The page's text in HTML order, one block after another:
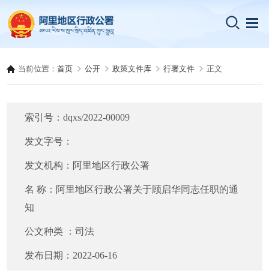
当前位置：首页 公开 政策文件库 行署文件 正文
索引号：dqxs/2022-00009
发文字号：
发文机构： 阿里地区行政公署
名 称： 阿里地区行政公署关于顾启华同志任职的通
知
公文种类 ：司法
发布日期： 2022-06-16